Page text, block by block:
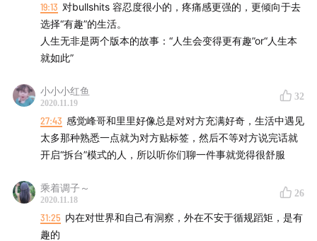
Paul Graham：什么样的工作是收入最高的？
《The Matrix》：红药丸的英雄之旅
在一个中规中矩的人生里面，怎么能让你“有趣”的部分显
露出来？
里现在每天都吃，替代早餐或下午零食。在淘宝搜索“趣卡
旗舰店”，向客服报暗号“BYM”，趣卡燕麦脆的价格可以将
至近4折：49.9元16包（合3块钱一包！）祝你的生活健康
19:13 对bullshits 容忍度很小的，疼痛感更强的，更倾向于去
选择“有趣”的生活。
人生无非是两个版本的故事：“人生会变得更有趣”or“人生本
就如此”
小小小红鱼
2020.11.19
32
27:43 感觉峰哥和里里好像总是对对方充满好奇，生活中遇见
太多那种熟悉一点就为对方贴标签，然后不等对方说完话就
开启“拆台”模式的人，所以听你们聊一件事就觉得很舒服
乘着调子～
2020.11.18
26
31:25 内在对世界和自己有洞察，外在不安于循规蹈矩，是有
趣的